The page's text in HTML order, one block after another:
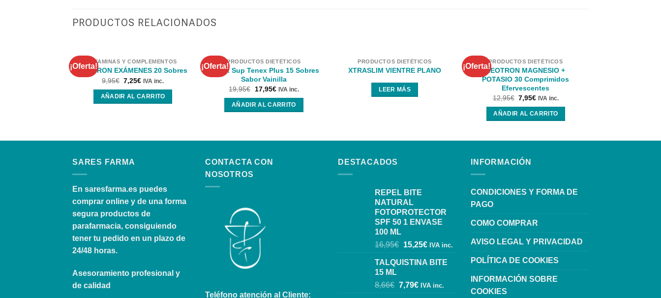
PRODUCTOS RELACIONADOS
¡Oferta!
VITAMINAS Y COMPLEMENTOS
LEOTRON EXÁMENES 20 Sobres
9,95€ 7,25€ IVA inc.
AÑADIR AL CARRITO
¡Oferta!
PRODUCTOS DIETÉTICOS
Wallax Sup Tenex Plus 15 Sobres
Sabor Vainilla
19,95€ 17,95€ IVA inc.
AÑADIR AL CARRITO
PRODUCTOS DIETÉTICOS
XTRASLIM VIENTRE PLANO
LEER MÁS
¡Oferta!
PRODUCTOS DIETÉTICOS
LEOTRON MAGNESIO +
POTASIO 30 Comprimidos
Efervescentes
12,95€ 7,95€ IVA inc.
AÑADIR AL CARRITO
SARES FARMA
En saresfarma.es puedes
comprar online y de una forma
segura productos de
parafarmacia, consiguiendo
tener tu pedido en un plazo de
24/48 horas.
Asesoramiento profesional y
de calidad
CONTACTA CON
NOSOTROS
Teléfono atención al Cliente:
DESTACADOS
REPEL BITE
NATURAL
FOTOPROTECTOR
SPF 50 1 ENVASE
100 ML
16,95€ 15,25€ IVA inc.
TALQUISTINA BITE
15 ML
8,66€ 7,79€ IVA inc.
INFORMACIÓN
CONDICIONES Y FORMA DE
PAGO
COMO COMPRAR
AVISO LEGAL Y PRIVACIDAD
POLÍTICA DE COOKIES
INFORMACIÓN SOBRE
COOKIES